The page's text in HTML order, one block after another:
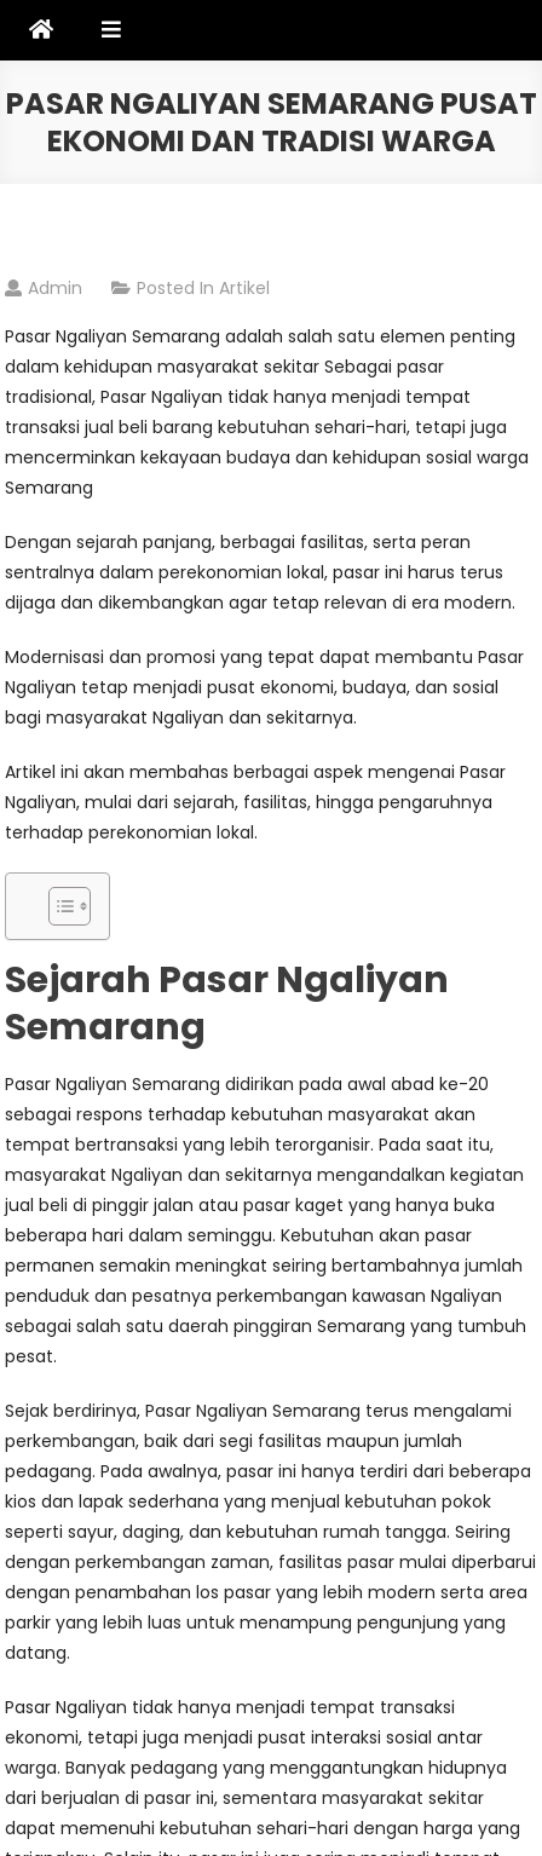
PASAR NGALIYAN SEMARANG PUSAT
EKONOMI DAN TRADISI WARGA
Admin Posted InArtikel
Pasar Ngaliyan Semarang adalah salah satu elemen penting
dalam kehidupan masyarakat sekitar Sebagai pasar
tradisional, Pasar Ngaliyan tidak hanya menjadi tempat
transaksi jual beli barang kebutuhan sehari-hari, tetapi juga
mencerminkan kekayaan budaya dan kehidupan sosial warga
Semarang
Dengan sejarah panjang, berbagai fasilitas, serta peran
sentralnya dalam perekonomian lokal, pasar ini harus terus
dijaga dan dikembangkan agar tetap relevan di era modern.
Modernisasi dan promosi yang tepat dapat membantu Pasar
Ngaliyan tetap menjadi pusat ekonomi, budaya, dan sosial
bagi masyarakat Ngaliyan dan sekitarnya.
Artikel ini akan membahas berbagai aspek mengenai Pasar
Ngaliyan, mulai dari sejarah, fasilitas, hingga pengaruhnya
terhadap perekonomian lokal.
Sejarah Pasar Ngaliyan
Semarang
Pasar Ngaliyan Semarang didirikan pada awal abad ke-20
sebagai respons terhadap kebutuhan masyarakat akan
tempat bertransaksi yang lebih terorganisir. Pada saat itu,
masyarakat Ngaliyan dan sekitarnya mengandalkan kegiatan
jual beli di pinggir jalan atau pasar kaget yang hanya buka
beberapa hari dalam seminggu. Kebutuhan akan pasar
permanen semakin meningkat seiring bertambahnya jumlah
penduduk dan pesatnya perkembangan kawasan Ngaliyan
sebagai salah satu daerah pinggiran Semarang yang tumbuh
pesat.
Sejak berdirinya, Pasar Ngaliyan Semarang terus mengalami
perkembangan, baik dari segi fasilitas maupun jumlah
pedagang. Pada awalnya, pasar ini hanya terdiri dari beberapa
kios dan lapak sederhana yang menjual kebutuhan pokok
seperti sayur, daging, dan kebutuhan rumah tangga. Seiring
dengan perkembangan zaman, fasilitas pasar mulai diperbarui
dengan penambahan los pasar yang lebih modern serta area
parkir yang lebih luas untuk menampung pengunjung yang
datang.
Pasar Ngaliyan tidak hanya menjadi tempat transaksi
ekonomi, tetapi juga menjadi pusat interaksi sosial antar
warga. Banyak pedagang yang menggantungkan hidupnya
dari berjualan di pasar ini, sementara masyarakat sekitar
dapat memenuhi kebutuhan sehari-hari dengan harga yang